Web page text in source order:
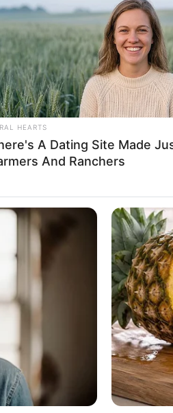
WhatsApp
രാജീവ്ഭവൻ ഓഫിസിന് നേരെ
പിന്നാലെ നടന്ന
നേതൃത്വം.
HEARTS
A Dating Site Made
And Ranchers